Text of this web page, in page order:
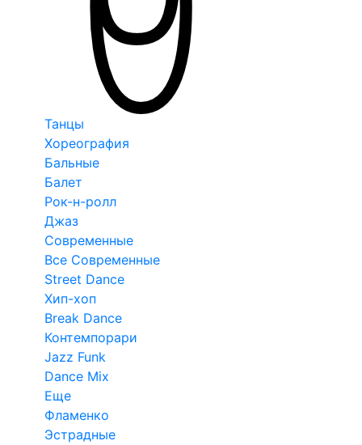
Танцы
Хореография
Бальные
Балет
Рок-н-ролл
Джаз
Современные
Все Современные
Street Dance
Хип-хоп
Break Dance
Контемпорари
Jazz Funk
Dance Mix
Еще
Фламенко
Эстрадные